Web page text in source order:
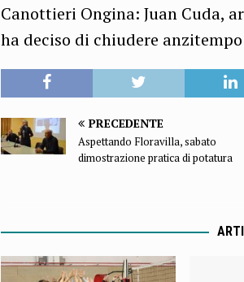
Canottieri Ongina: Juan Cuda,
ha deciso di chiudere
PRECEDENTE
Aspettando Floravilla, sabato
dimostrazione pratica di potatura